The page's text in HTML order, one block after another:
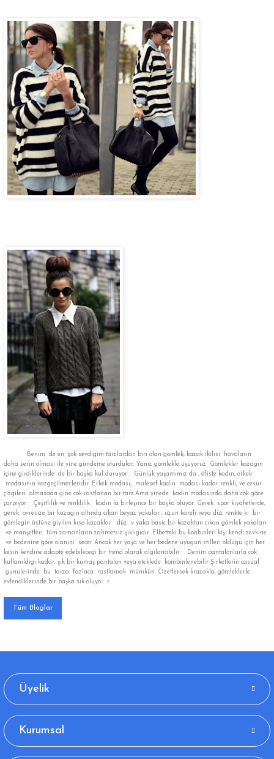
Benim de en çok sevdigim tarzlardan biri olan gömlek, kazak ikilisi havaların
daha serin olması ile yine gündeme oturdular. Yanız gömlekle üşüyoruz Gömlekler kazagın
içine girdiklerinde de bir başka kul duruyor . Günlük yaşamımız da , öfiste kadın, erkek
modasının vazgeçilmezleridir. Erkek modası, malesef kadın modası kadar renkli, ve cesur
çizgileri olmasada gine cok rastlanan bir tarz.Ama yinede kadın modasında daha cok göze
çarpıyor .Çeşitlilik ve renklilik kadın la birleşince bir başka oluyor. Gerek spor kıyafetlerde,
gerek ovresize bir kazagın altında cıkan beyaz yakalar , uzun kareli veya düz renkte ki bir
gömlegin üstüne giyilen kısa kazaklar düz v yaka basic bir kazaktan cıkan gömlek yakaları
ve manşetleri tüm zamanların zahmetsiz şıklıgıdır .Elbetteki bu konbinleri kişi kendi zevkine
ve bedenine göre olanını secer Ancak her yaşa ve her bedene uyugun stilleri oldugu için her
kesin kendine adapte edebilecegi bir trend olarak algılanabilir Denim pantalonlarla cok
kullanıldıgı kadar, şık bir kumaş pantalon veya eteklede kombinlenebilir Şirketlerin casual
gunulerinde bu tarza fazlaca rastlamak mümkün. Özetlersek krazakla, gömleklerle
evlendiklerinde bir başka sık oluyo
r.
Tüm Bloglar
Üyelik
Kurumsal